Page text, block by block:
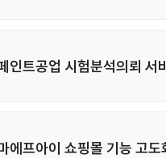
인트공업 시험분석의뢰 서
에프아이 쇼핑몰 기능 고도